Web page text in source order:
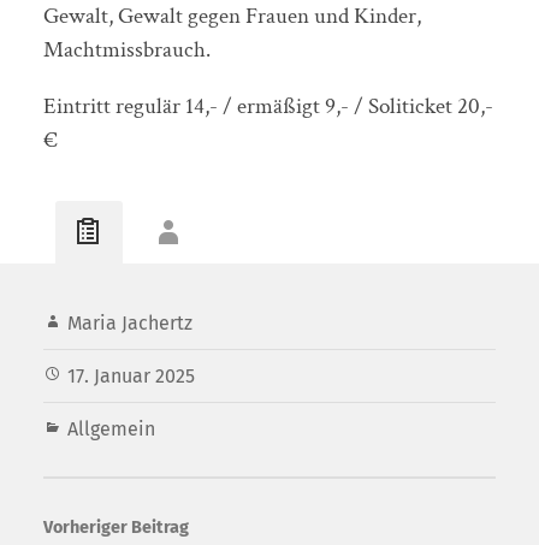
Gewalt, Gewalt gegen Frauen und Kinder,
Machtmissbrauch.
Eintritt regulär 14,- / ermäßigt 9,- / Soliticket 20,-
€
Maria Jachertz
17. Januar 2025
Allgemein
Vorheriger Beitrag